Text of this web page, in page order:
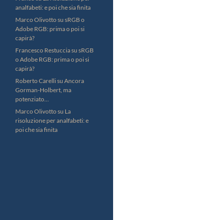
analfabeti: e poi che sia finita
Marco Olivottosu sRGB o
Adobe RGB: prima o poi si
capirà?
Francesco Restucciasu sRGB
o Adobe RGB: prima o poi si
capirà?
Roberto Carellisu Ancora
Gorman-Holbert, ma
potenziato…
Marco Olivottosu La
risoluzione per analfabeti: e
poi che sia finita